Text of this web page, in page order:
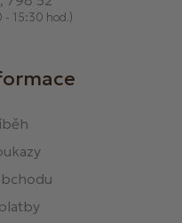
- 15:30 hod.)